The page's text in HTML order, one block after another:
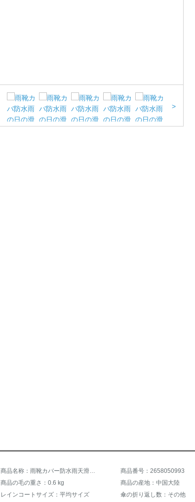
>
商品番号：2658050993
商品の毛の重さ：0.6 kg
商品の産地：中国大陸
レインコートサイズ：平均サイズ
傘の折り返し数：その他